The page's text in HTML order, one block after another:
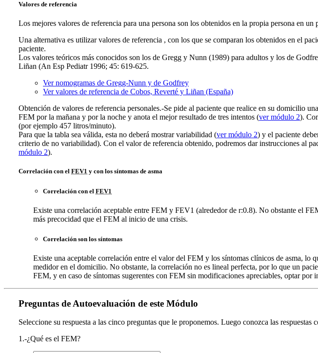
Valores de referencia
Los mejores valores de referencia para una persona son los obtenidos en la propia persona en un
Una alternativa es utilizar valores de referencia , con los que se comparan los obtenidos en el
paciente.
Los valores teóricos más conocidos son los de Gregg y Nunn (1989) para adultos y los de
Liñan (An Esp Pediatr 1996; 45: 619-625.
Ver nomogramas de Gregg-Nunn y de Godfrey
Ver valores de referencia de Cobos, Reverté y Liñan (España)
Obtención de valores de referencia personales.-Se pide al paciente que realice en su domicilio
FEM por la mañana y por la noche y anota el mejor resultado de tres intentos (ver módulo 2).
(por ejemplo 457 litros/minuto).
Para que la tabla sea válida, esta no deberá mostrar variabilidad (ver módulo 2) y el paciente
criterio de no variabilidad). Con el valor de referencia obtenido, podremos dar instrucciones al
módulo 2).
Correlación con el FEV1 y con los síntomas de asma
Correlación con el FEV1
Existe una correlación aceptable entre FEM y FEV1 (alrededor de r:0.8). No obstante el
más precocidad que el FEM al inicio de una crisis.
Correlación son los síntomas
Existe una aceptable correlación entre el valor del FEM y los síntomas clínicos de asma, lo
medidor en el domicilio. No obstante, la correlación no es lineal perfecta, por lo que un
FEM, y en caso de síntomas sugerentes con FEM sin modificaciones apreciables, optar por
Preguntas de Autoevaluación de este Módulo
Seleccione su respuesta a las cinco preguntas que le proponemos. Luego conozca las respuestas
1.-¿Qué es el FEM?